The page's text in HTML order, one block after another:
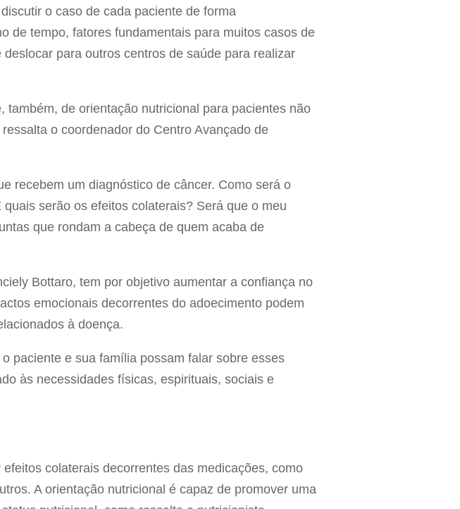
o caso de cada paciente de forma
de tempo, fatores fundamentais para muitos casos de
para outros centros de saúde para realizar
de orientação nutricional para pacientes não
o coordenador do Centro Avançado de
recebem um diagnóstico de câncer. Como será o
serão os efeitos colaterais? Será que o meu
que rondam a cabeça de quem acaba de
Bottaro, tem por objetivo aumentar a confiança no
emocionais decorrentes do adoecimento podem
à doença.
paciente e sua família possam falar sobre esses
às necessidades físicas, espirituais, sociais e
colaterais decorrentes das medicações, como
A orientação nutricional é capaz de promover uma